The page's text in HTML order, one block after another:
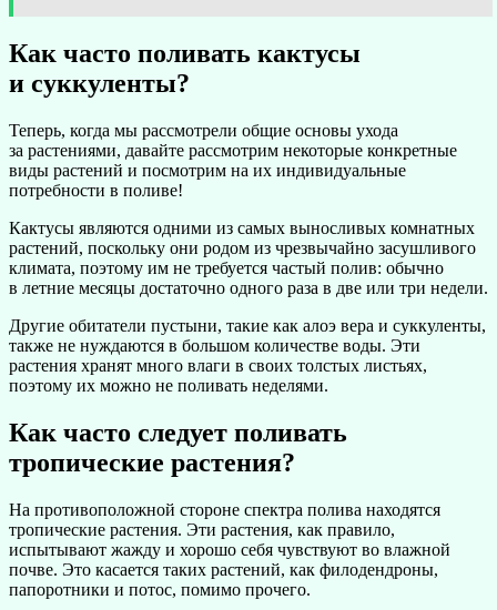
Как часто поливать кактусы
и суккуленты?
Теперь, когда мы рассмотрели общие основы ухода
за растениями, давайте рассмотрим некоторые конкретные
виды растений и посмотрим на их индивидуальные
потребности в поливе!
Кактусы являются одними из самых выносливых комнатных
растений, поскольку они родом из чрезвычайно засушливого
климата, поэтому им не требуется частый полив: обычно
в летние месяцы достаточно одного раза в две или три недели.
Другие обитатели пустыни, такие как алоэ вера и суккуленты,
также не нуждаются в большом количестве воды. Эти
растения хранят много влаги в своих толстых листьях,
поэтому их можно не поливать неделями.
Как часто следует поливать
тропические растения?
На противоположной стороне спектра полива находятся
тропические растения. Эти растения, как правило,
испытывают жажду и хорошо себя чувствуют во влажной
почве. Это касается таких растений, как филодендроны,
папоротники и потос, помимо прочего.